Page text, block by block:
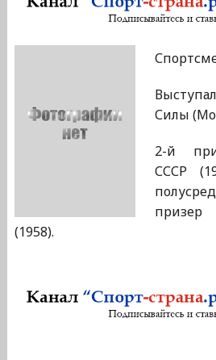
Силы
2-й
СССР
призер
(1958).